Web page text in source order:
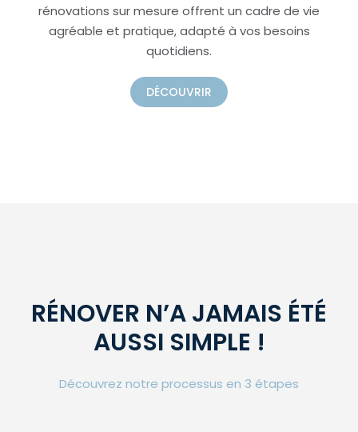
rénovations sur mesure offrent un cadre de vie
agréable et pratique, adapté à vos besoins
quotidiens.
DÉCOUVRIR
RÉNOVER N’A JAMAIS ÉTÉ
AUSSI SIMPLE !
Découvrez notre processus en 3 étapes